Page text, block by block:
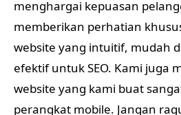
menghargai kepuasan
memberikan perhatian
website yang intuitif, mudah
efektif untuk SEO. Kami juga
website yang kami buat
perangkat mobile. Jangan